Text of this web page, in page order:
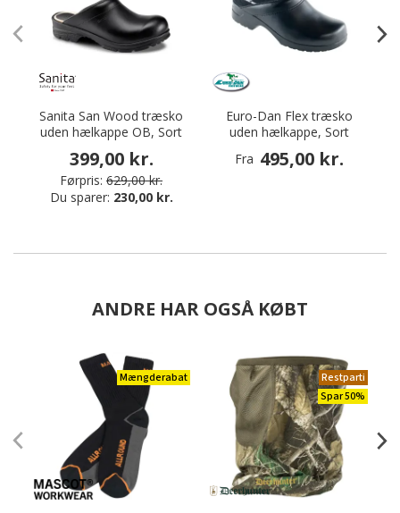
Sanita San Wood træsko
uden hælkappe OB, Sort
399,00 kr.
Førpris: 629,00 kr.
Du sparer: 230,00 kr.
Euro-Dan Flex træsko
uden hælkappe, Sort
Fra 495,00 kr.
ANDRE HAR OGSÅ KØBT
Mængderabat
Restparti
Spar 50%